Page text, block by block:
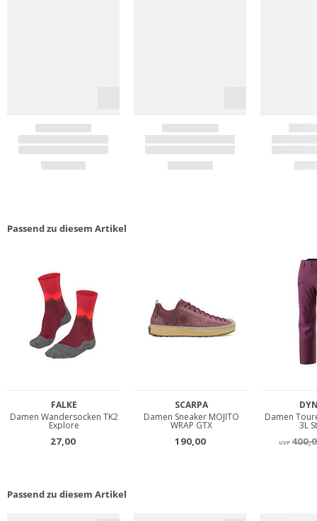
Passend zu diesem Artikel
Passend zu diesem Artikel